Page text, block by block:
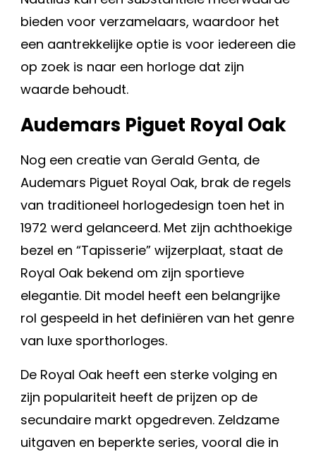
bieden voor verzamelaars, waardoor het
een aantrekkelijke optie is voor iedereen die
op zoek is naar een horloge dat zijn
waarde behoudt.
Audemars Piguet Royal Oak
Nog een creatie van Gerald Genta, de
Audemars Piguet Royal Oak, brak de regels
van traditioneel horlogedesign toen het in
1972 werd gelanceerd. Met zijn achthoekige
bezel en “Tapisserie” wijzerplaat, staat de
Royal Oak bekend om zijn sportieve
elegantie. Dit model heeft een belangrijke
rol gespeeld in het definiëren van het genre
van luxe sporthorloges.
De Royal Oak heeft een sterke volging en
zijn populariteit heeft de prijzen op de
secundaire markt opgedreven. Zeldzame
uitgaven en beperkte series, vooral die in